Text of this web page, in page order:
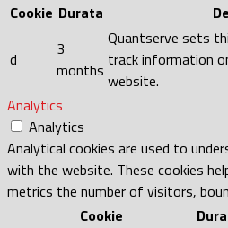
Cookie Durata
d
3
months
Quantserve sets
track information
website.
Analytics
Analytics
Analytical cookies are used to
with the website. These cookies
metrics the number of visitors,
Cookie